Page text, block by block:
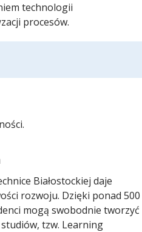
technologii
procesów.
Białostockiej daje
rozwoju. Dzięki ponad 500
mogą swobodnie tworzyć
tzw. Learning